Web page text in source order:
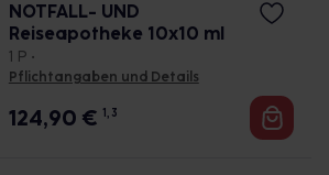
NOTFALL- UND
Reiseapotheke 10x10 ml
1 P •
Pflichtangaben und Details
124,90 € 1, 3